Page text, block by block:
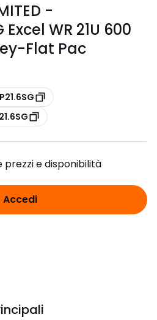
-
Excel WR 21U 600
Flat Pac
prezzi e disponibilità
Accedi